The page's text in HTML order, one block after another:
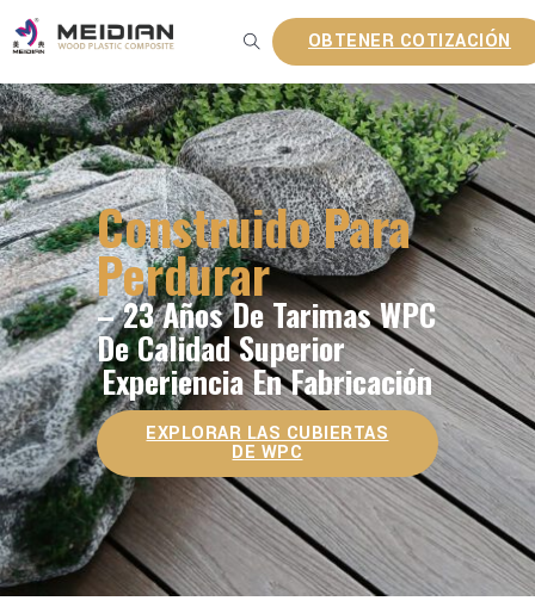
OBTENER COTIZACIÓN
Construido Para
Perdurar
– 23 Años De Tarimas WPC
De Calidad Superior
Experiencia En Fabricación
EXPLORAR LAS CUBIERTAS
DE WPC